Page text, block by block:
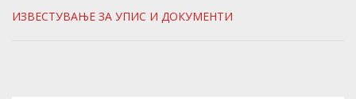
ИЗВЕСТУВАЊЕ ЗА УПИС И ДОКУМЕНТИ